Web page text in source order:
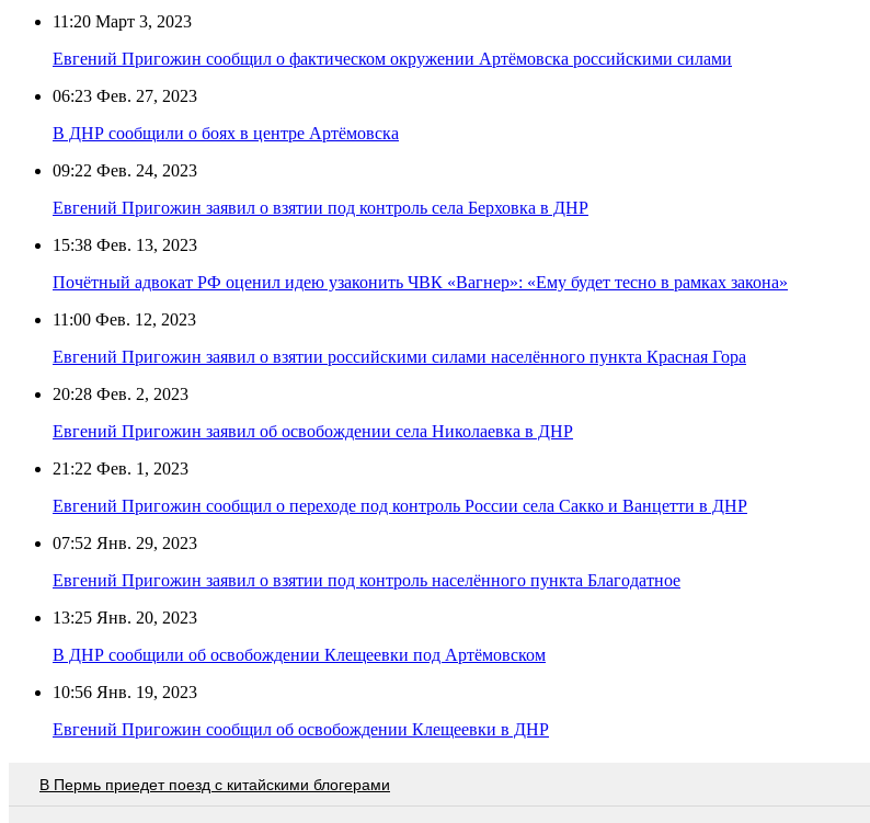
11:20 Март 3, 2023
Евгений Пригожин сообщил о фактическом окружении Артёмовска российскими силами
06:23 Фев. 27, 2023
В ДНР сообщили о боях в центре Артёмовска
09:22 Фев. 24, 2023
Евгений Пригожин заявил о взятии под контроль села Берховка в ДНР
15:38 Фев. 13, 2023
Почётный адвокат РФ оценил идею узаконить ЧВК «Вагнер»: «Ему будет тесно в рамках закона»
11:00 Фев. 12, 2023
Евгений Пригожин заявил о взятии российскими силами населённого пункта Красная Гора
20:28 Фев. 2, 2023
Евгений Пригожин заявил об освобождении села Николаевка в ДНР
21:22 Фев. 1, 2023
Евгений Пригожин сообщил о переходе под контроль России села Сакко и Ванцетти в ДНР
07:52 Янв. 29, 2023
Евгений Пригожин заявил о взятии под контроль населённого пункта Благодатное
13:25 Янв. 20, 2023
В ДНР сообщили об освобождении Клещеевки под Артёмовском
10:56 Янв. 19, 2023
Евгений Пригожин сообщил об освобождении Клещеевки в ДНР
В Пермь приедет поезд с китайскими блогерами